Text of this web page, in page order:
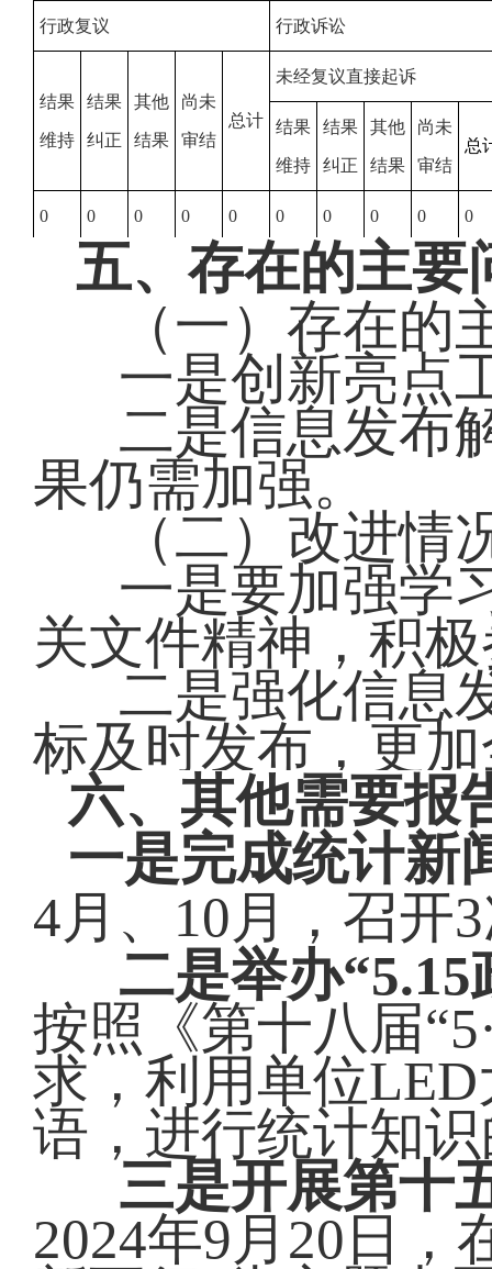
行政复议 行政诉讼
结果
维持
结果
纠正
其他
结果
尚未
审结
总计
未经复议直接起诉
结果
维持
结果
纠正
其他
结果
尚未
审结
总
0 0 0 0 0 0 0 0 0 0
五、存在的主要
（一）存在的
一是创新亮点
二是信息发布
果仍需加强。
（二）改进情
一是要加强学
关文件精神，积
二是强化信息
标及时发布，更
六、其他需要报
一是完成统计新
4月 、 10月，召开
二是举办
按照《第十八届
求，利用单位
语，进行统计知
三是开展第十
2024年9月20日，